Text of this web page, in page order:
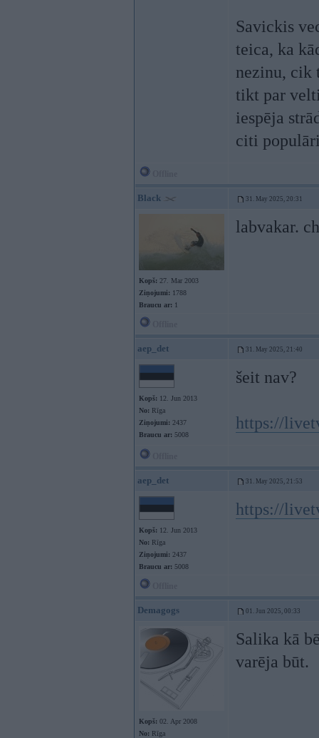
Savickis
teica, ka
nezinu, cik
tikt par
iespēja
citi
Black 31. May 2025, 20:31
Kopš: 27. Mar 2003
Ziņojumi: 1788
Braucu ar: 1
labvakar.
aep_det 31. May 2025, 21:40
Kopš: 12. Jun 2013
No: Rīga
Ziņojumi: 2437
Braucu ar: 5008
šeit nav?
https://
aep_det 31. May 2025, 21:53
Kopš: 12. Jun 2013
No: Rīga
Ziņojumi: 2437
Braucu ar: 5008
https://
Demagogs 01. Jun 2025, 00:33
Kopš: 02. Apr 2008
No: Rīga
Salika kā
varēja būt.